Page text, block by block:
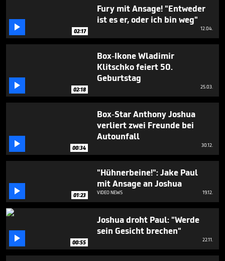
2
minutes,
53
seconds
 02:17
Fury mit Ansage! "Entweder
ist es er, oder ich bin weg"
12.04.
 02:18
Box-Ikone Wladimir
Klitschko feiert 50.
Geburtstag
25.03.
 00:34
Box-Star Anthony Joshua
verliert zwei Freunde bei
Autounfall
30.12.
 01:23
"Hühnerbeine!": Jake Paul
mit Ansage an Joshua
VIDEO NEWS 19.12.
 00:55
Joshua droht Paul: "Werde
sein Gesicht brechen"
22.11.